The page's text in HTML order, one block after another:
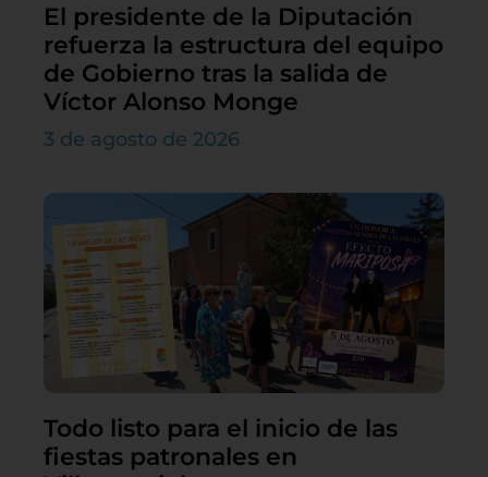
El presidente de la Diputación
refuerza la estructura del equipo
de Gobierno tras la salida de
Víctor Alonso Monge
3 de agosto de 2026
Todo listo para el inicio de las
fiestas patronales en